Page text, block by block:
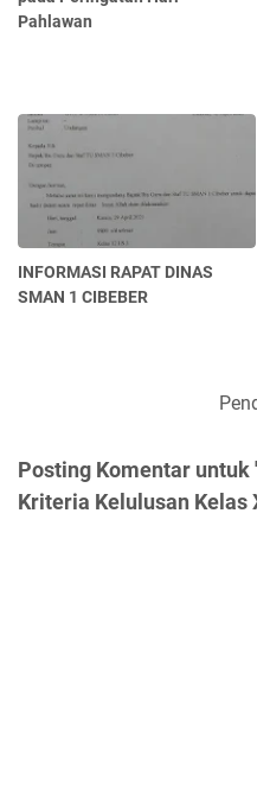
Pahlawan
INFORMASI RAPAT DINAS
SMAN 1 CIBEBER
Posting Komentar untuk
Kriteria Kelulusan Kelas